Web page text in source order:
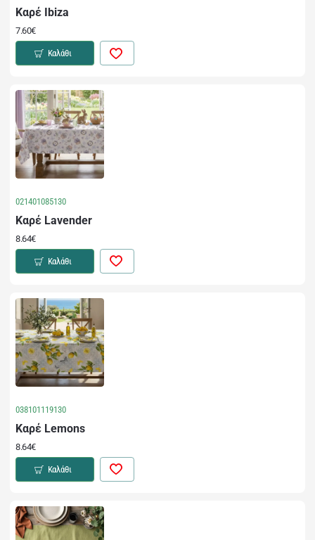
Καρέ Ibiza
7.60€
Καλάθι
021401085130
Καρέ Lavender
8.64€
Καλάθι
038101119130
Καρέ Lemons
8.64€
Καλάθι